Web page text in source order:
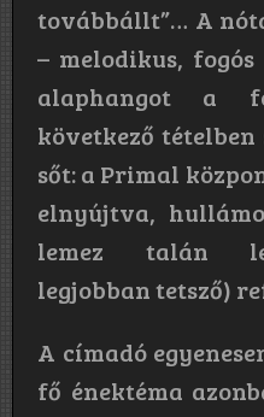
továbbállt”… A
– melodikus,
alaphangot a
következő
sőt: a Primal
elnyújtva,
lemez talán
legjobban tetsző)
A címadó
fő énektéma